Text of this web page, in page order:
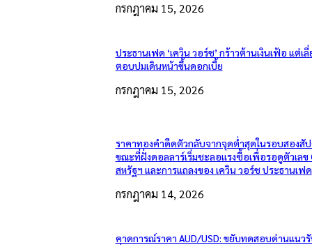
กรกฎาคม 15, 2026
ประธานเฟด ‘เควิน วอร์ช’ กร้าวต้านเงินเฟ้อ แต่เลี่
ตอบปมเดินหน้าขึ้นดอกเบี้ย
กรกฎาคม 15, 2026
ราคาทองคำดีดตัวกลับจากจุดต่ำสุดในรอบสองสั
ขณะที่ฝั่งดอลลาร์เริ่มชะลอแรงซื้อเพื่อรอดูตัวเลข
สหรัฐฯ และการแถลงของ เควิน วอร์ช ประธานเฟด
กรกฎาคม 14, 2026
คาดการณ์ราคา AUD/USD: ขยับทดสอบด่านแนวรั